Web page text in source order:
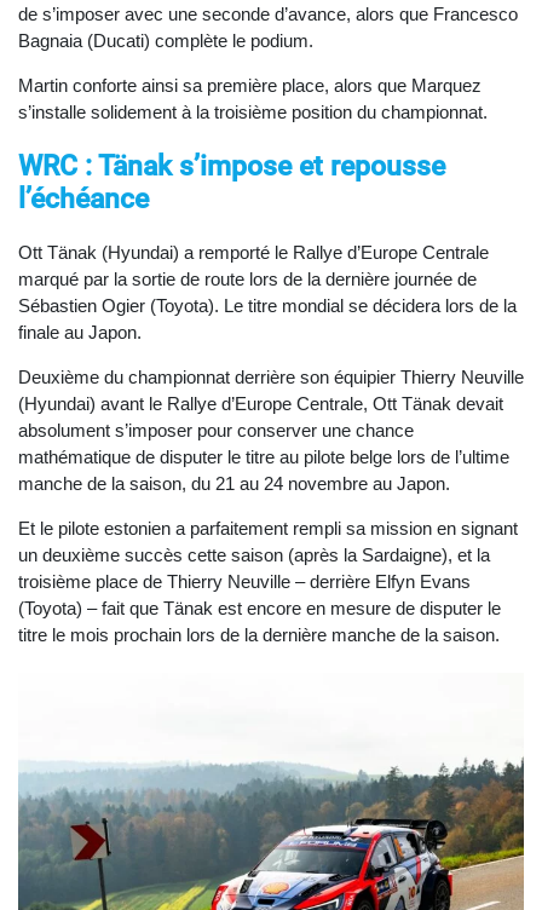
de s’imposer avec une seconde d’avance, alors que Francesco
Bagnaia (Ducati) complète le podium.
Martin conforte ainsi sa première place, alors que Marquez
s’installe solidement à la troisième position du championnat.
WRC : Tänak s’impose et repousse
l’échéance
Ott Tänak (Hyundai) a remporté le Rallye d’Europe Centrale
marqué par la sortie de route lors de la dernière journée de
Sébastien Ogier (Toyota). Le titre mondial se décidera lors de la
finale au Japon.
Deuxième du championnat derrière son équipier Thierry Neuville
(Hyundai) avant le Rallye d’Europe Centrale, Ott Tänak devait
absolument s’imposer pour conserver une chance
mathématique de disputer le titre au pilote belge lors de l’ultime
manche de la saison, du 21 au 24 novembre au Japon.
Et le pilote estonien a parfaitement rempli sa mission en signant
un deuxième succès cette saison (après la Sardaigne), et la
troisième place de Thierry Neuville – derrière Elfyn Evans
(Toyota) – fait que Tänak est encore en mesure de disputer le
titre le mois prochain lors de la dernière manche de la saison.